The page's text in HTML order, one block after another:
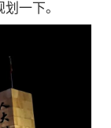
一下。